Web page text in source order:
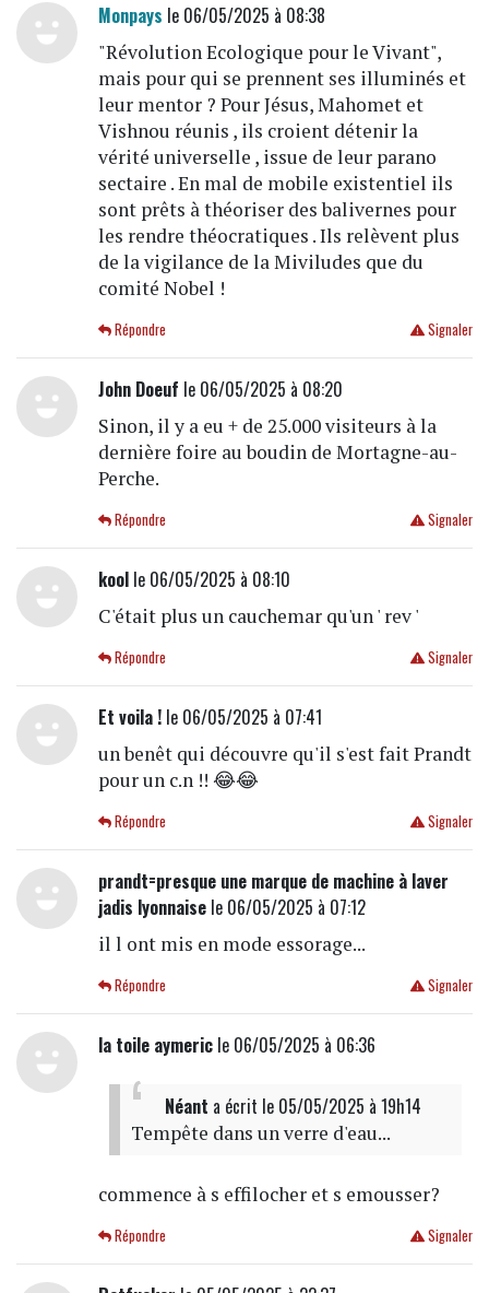
Monpays le 06/05/2025 à 08:38
"Révolution Ecologique pour le Vivant",
mais pour qui se prennent ses illuminés et
leur mentor ? Pour Jésus, Mahomet et
Vishnou réunis , ils croient détenir la
vérité universelle , issue de leur parano
sectaire . En mal de mobile existentiel ils
sont prêts à théoriser des balivernes pour
les rendre théocratiques . Ils relèvent plus
de la vigilance de la Miviludes que du
comité Nobel !
Signaler
Répondre
John Doeuf le 06/05/2025 à 08:20
Sinon, il y a eu + de 25.000 visiteurs à la
dernière foire au boudin de Mortagne-au-
Perche.
Signaler
Répondre
koolle 06/05/2025 à 08:10
C'était plus un cauchemar qu'un ' rev '
Signaler
Répondre
Et voila !le 06/05/2025 à 07:41
un benêt qui découvre qu'il s'est fait Prandt
pour un c.n !! 😂😂
Signaler
Répondre
prandt=presque une marque de machine à laver
jadis lyonnaisele 06/05/2025 à 07:12
il l ont mis en mode essorage...
Signaler
Répondre
la toile aymericle 06/05/2025 à 06:36
Néant a écrit le 05/05/2025 à 19h14
Tempête dans un verre d'eau...
commence à s effilocher et s emousser?
Signaler
Répondre